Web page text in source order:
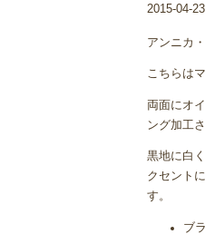
2015-04-23
アンニカ
こちらは
両面にオ
ング加工
黒地に白
クセント
す。
ブ